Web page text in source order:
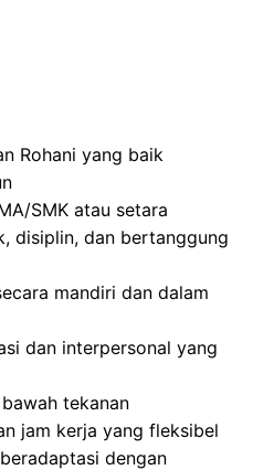
Rohani yang baik
SMK atau setara
disiplin, dan bertanggung
mandiri dan dalam
dan interpersonal yang
tekanan
jam kerja yang fleksibel
dengan